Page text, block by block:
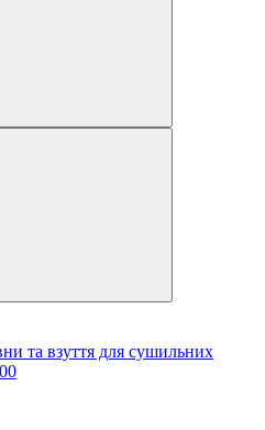
та взуття для сушильних